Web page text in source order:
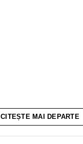
CITEȘTE MAI DEPARTE